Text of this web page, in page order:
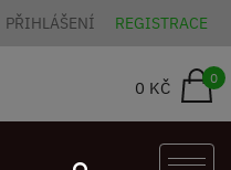
PŘIHLÁŠENÍ REGISTRACE
0 KČ 0